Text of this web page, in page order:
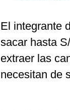
El integrante
sacar hasta
extraer las
necesitan de